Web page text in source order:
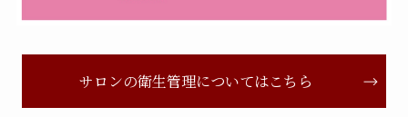
サロンの衛生管理についてはこちら